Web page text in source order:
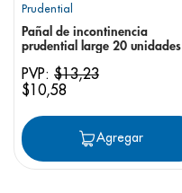
Prudential
Pañal de incontinencia
prudential large 20 unidades
PVP: $13,23
$10,58
Agregar